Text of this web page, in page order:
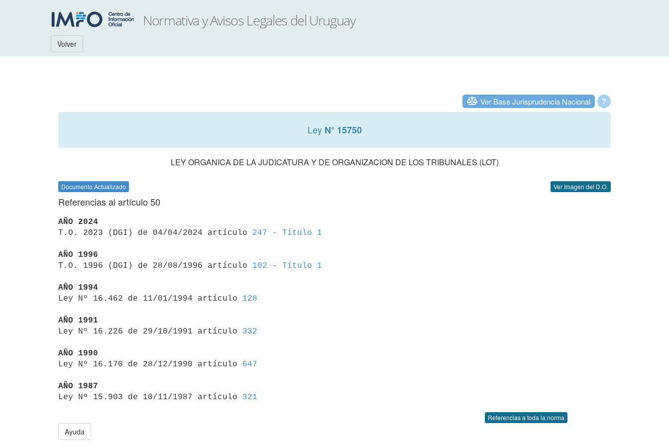
Volver
?
Ver Base Jurisprudencia Nacional
Ley N° 15750
LEY ORGANICA DE LA JUDICATURA Y DE ORGANIZACION DE LOS TRIBUNALES (LOT)
Documento Actualizado Ver Imagen del D.O.
Referencias al artículo 50
AÑO 2024
T.O. 2023 (DGI) de 04/04/2024 artículo 247 - Título 1
AÑO 1996
T.O. 1996 (DGI) de 28/08/1996 artículo 102 - Título 1
AÑO 1994
Ley Nº 16.462 de 11/01/1994 artículo 128
AÑO 1991
Ley Nº 16.226 de 29/10/1991 artículo 332
AÑO 1990
Ley Nº 16.170 de 28/12/1990 artículo 647
AÑO 1987
Ley Nº 15.903 de 10/11/1987 artículo 321
Referencias a toda la norma
Ayuda